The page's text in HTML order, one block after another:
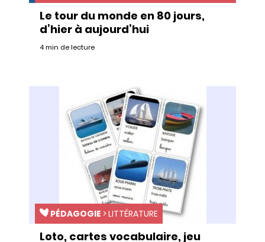
Le tour du monde en 80 jours,
d’hier à aujourd’hui
4 min de lecture
PÉDAGOGIE >LITTÉRATURE
Loto, cartes vocabulaire, jeu